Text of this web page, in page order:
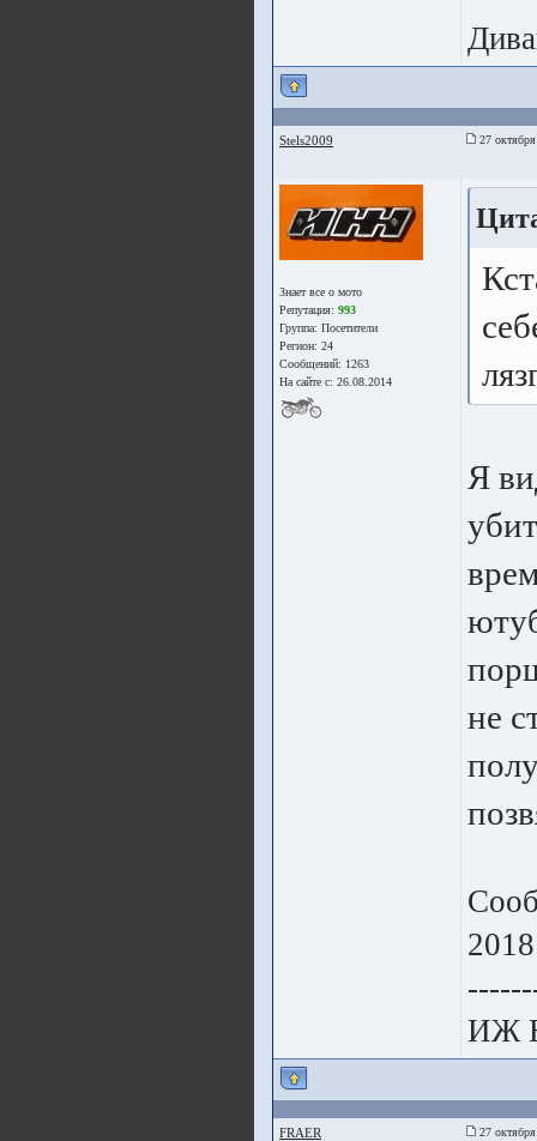
Stels2009 27
Знает все о мото
Репутация: 993
Группа: Посетители
Регион: 24
Сообщений: 1263
На сайте с: 26.08.2014
Я
не
ИЖ
FRAER 27